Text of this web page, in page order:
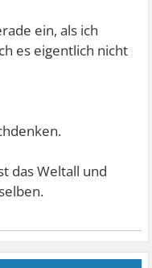
ein, als ich
es eigentlich nicht
das Weltall und